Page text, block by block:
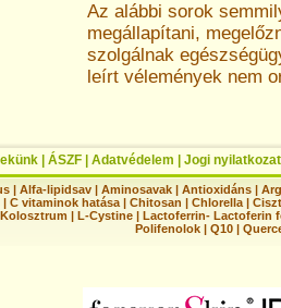
Az alábbi sorok
megállapítani,
szolgálnak
leírt vélemények nem
ÁSZF Adatvédelem Jogi nyilatkozat
|Alfa-lipidsav |Aminosavak |Antioxidáns |
| C vitaminok hatása | Chitosan | Chlorella |
Kolosztrum | L-Cystine | Lactoferrin- Lactoferin
Polifenolok |Q10 |